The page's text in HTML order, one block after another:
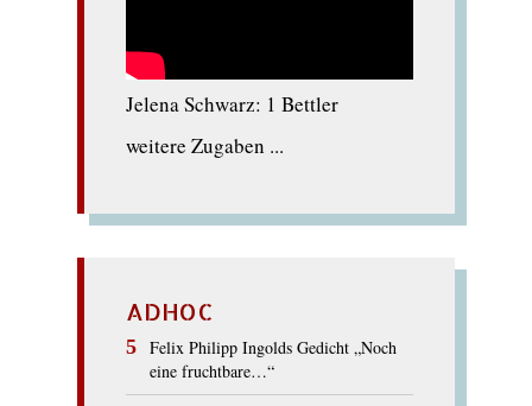
Jelena Schwarz: 1 Bettler
weitere Zugaben ...
ADHOC
Felix Philipp Ingolds Gedicht „Noch
eine fruchtbare…“